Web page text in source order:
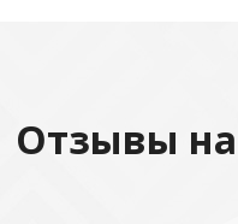
Отзывы